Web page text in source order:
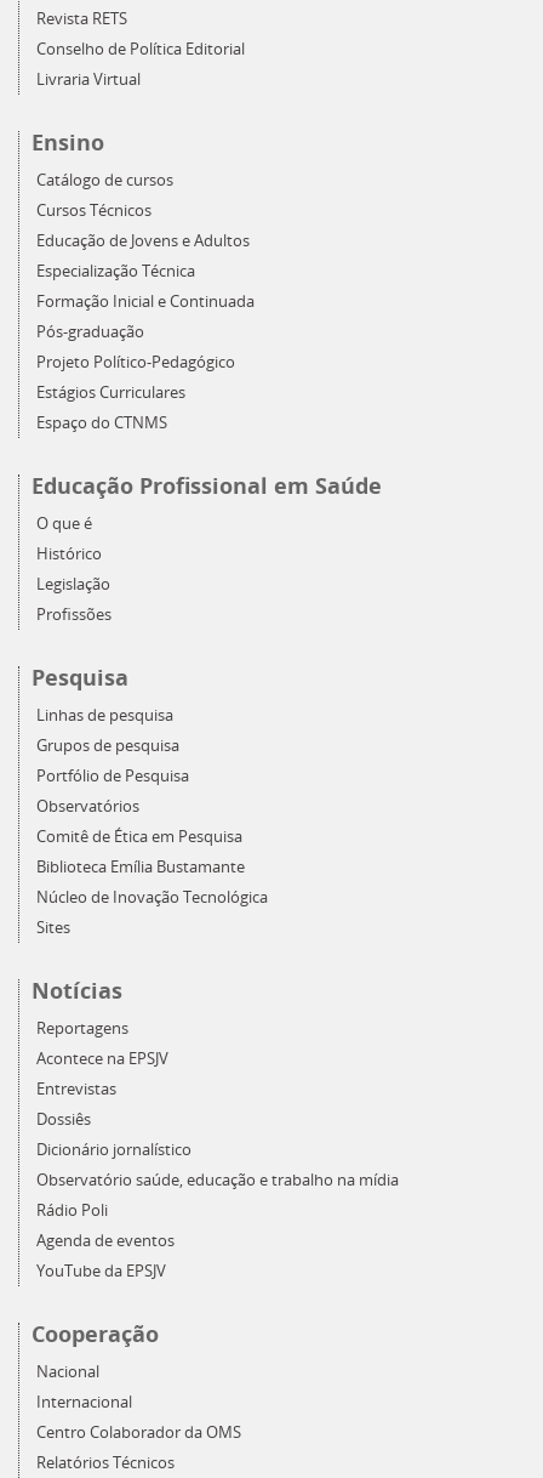
Revista RETS
Conselho de Política Editorial
Livraria Virtual
Ensino
Catálogo de cursos
Cursos Técnicos
Educação de Jovens e Adultos
Especialização Técnica
Formação Inicial e Continuada
Pós-graduação
Projeto Político-Pedagógico
Estágios Curriculares
Espaço do CTNMS
Educação Profissional em Saúde
O que é
Histórico
Legislação
Profissões
Pesquisa
Linhas de pesquisa
Grupos de pesquisa
Portfólio de Pesquisa
Observatórios
Comitê de Ética em Pesquisa
Biblioteca Emília Bustamante
Núcleo de Inovação Tecnológica
Sites
Notícias
Reportagens
Acontece na EPSJV
Entrevistas
Dossiês
Dicionário jornalístico
Observatório saúde, educação e trabalho na mídia
Rádio Poli
Agenda de eventos
YouTube da EPSJV
Cooperação
Nacional
Internacional
Centro Colaborador da OMS
Relatórios Técnicos